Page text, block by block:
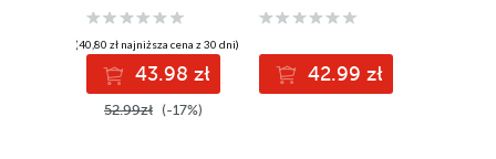
(40,80 zł najniższa cena z 30 dni)
43.98 zł
52.99zł (-17%)
42.99 zł